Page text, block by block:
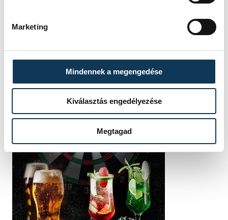
Marketing
Mindennek a megengedése
Kiválasztás engedélyezése
Megtagad